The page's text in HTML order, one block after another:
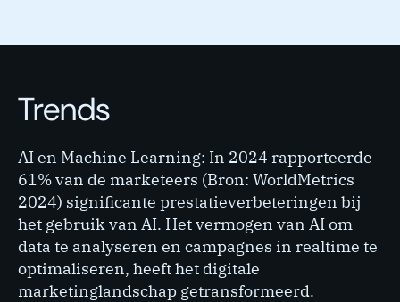
Trends
AI en Machine Learning: In 2024 rapporteerde
61% van de marketeers (Bron: WorldMetrics
2024) significante prestatieverbeteringen bij
het gebruik van AI. Het vermogen van AI om
data te analyseren en campagnes in realtime te
optimaliseren, heeft het digitale
marketinglandschap getransformeerd.